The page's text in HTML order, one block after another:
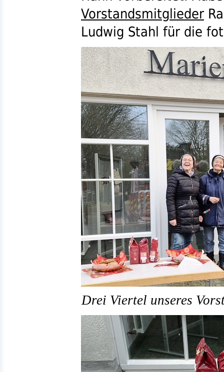
Vorstandsmitglieder
Ludwig Stahl für die
Drei Viertel unseres